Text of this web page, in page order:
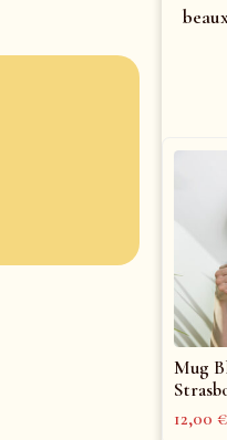
Mug
12,00€